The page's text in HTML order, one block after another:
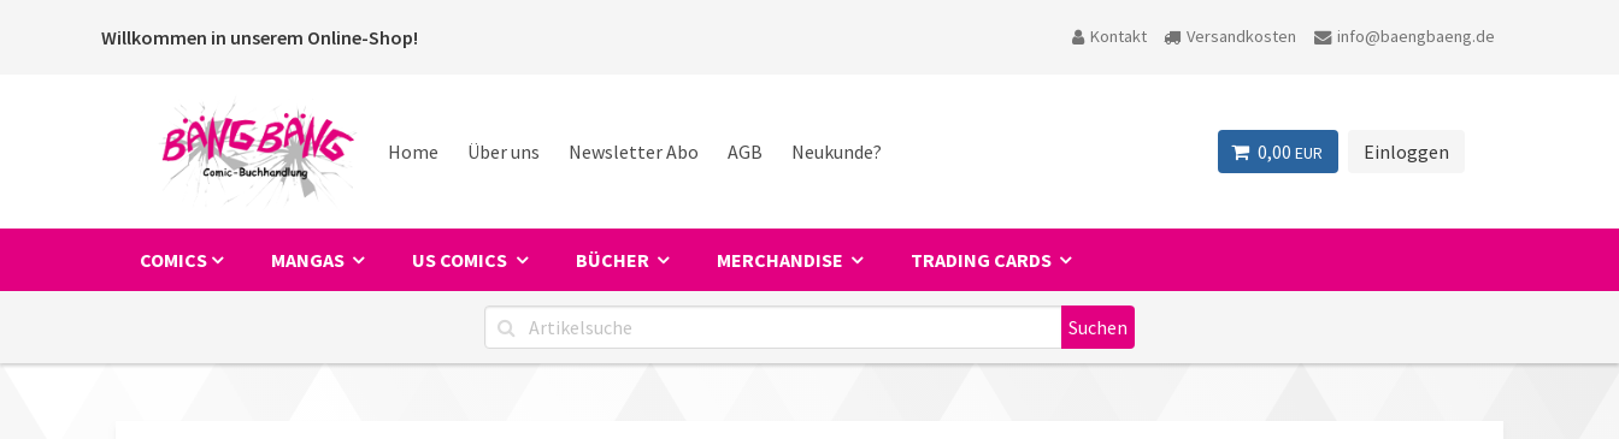
Willkommen in unserem Online-Shop! Kontakt Versandkosten info@baengbaeng.de
Home Über uns Newsletter Abo AGB Neukunde? 0,00 EUR Einloggen
COMICS MANGAS US COMICS BÜCHER MERCHANDISE TRADING CARDS